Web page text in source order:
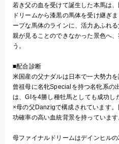
若き父の血を受けて誕生した本馬は
ドリームから漆黒の馬体を受け継ぎ
ープな馬体のラインに、活力あふれ
親が見ることのできなかった景色へ
う。
■配合診断
米国産の父ナダルは日本で一大勢力
曾祖母に名牝Specialを持つ名牝系の
は、GIを4勝し種牡馬としても成功
×母の父Danzigで構成されています
功確率の高い血統背景を持っています
母ファイナルドリームはデインヒル